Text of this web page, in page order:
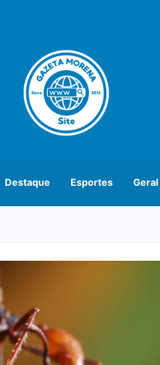
Destaque Esportes Geral